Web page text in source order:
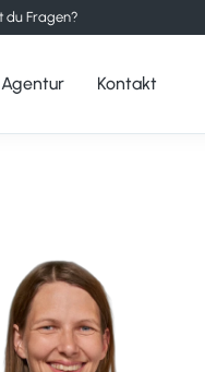
du Fragen?
Agentur Kontakt